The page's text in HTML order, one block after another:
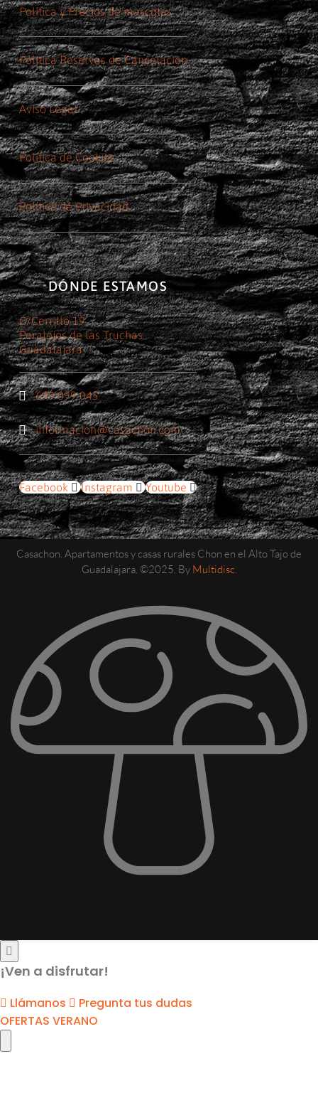
Política y Precios de mascotas
Política Reservas de Cancelación
Aviso Legal
Política de Cookies
Política de Privacidad
DÓNDE ESTAMOS
C/Cerrillo 19
Peralejos de las Truchas
Guadalajara
699 099 045
informacion@casachon.com
Facebook Instagram Youtube
Casachon. Apartamentos y casas rurales Chon en el Alto Tajo de
Guadalajara. ©2025. By Multidisc.
¡Ven a disfrutar!
Llámanos
Pregunta tus dudas
OFERTAS VERANO